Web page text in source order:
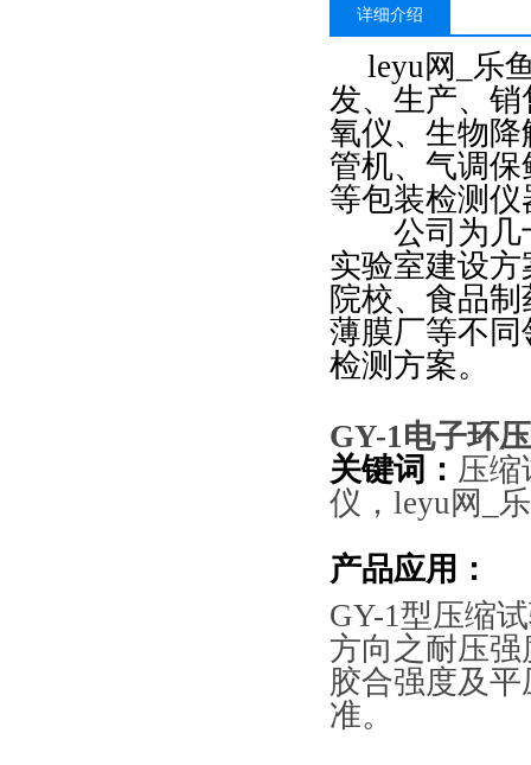
详细介绍
leyu网_乐
发、生产、
氧仪、 生物降
管机、气调
等包装检测仪
公司为几十
实验室建设
院校、食品
薄膜厂等不
检测方案。
GY-1电子环
关键词： 压缩
仪 ， leyu网_
产品应用：
GY-1型压缩
方向之耐压
胶合强度及
准。